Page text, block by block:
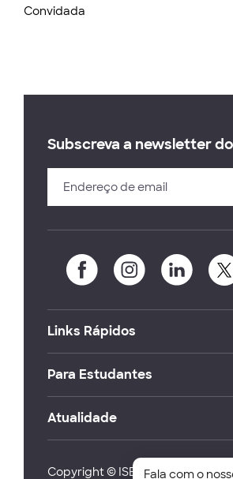
Convidada
Subscreva a newsletter
Links Rápidos
Para Estudantes
Atualidade
Copyright © ISEG Lisbon School
Fala com o